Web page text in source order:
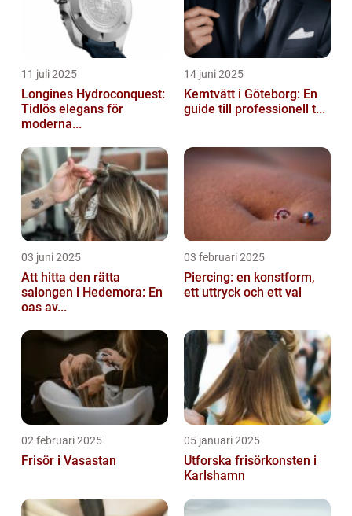
11 juli 2025
Longines Hydroconquest:
Tidlös elegans för
moderna...
14 juni 2025
Kemtvätt i Göteborg: En
guide till professionell t...
03 juni 2025
Att hitta den rätta
salongen i Hedemora: En
oas av...
03 februari 2025
Piercing: en konstform,
ett uttryck och ett val
02 februari 2025
Frisör i Vasastan
05 januari 2025
Utforska frisörkonsten i
Karlshamn